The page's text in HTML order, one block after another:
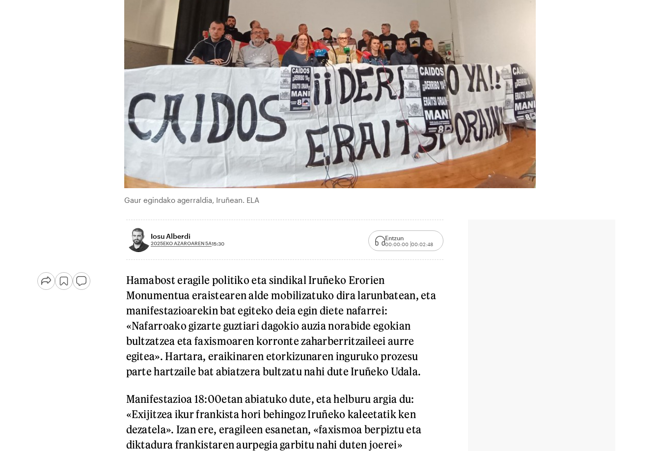
Gaur egindako agerraldia, Iruñean. ELA
Iosu Alberdi
2025EKO AZAROAREN 5A15:30
Entzun
00:00:00 00:02:48
Hamabost eragile politiko eta sindikal Iruñeko Erorien
Monumentua eraistearen alde mobilizatuko dira larunbatean, eta
manifestazioarekin bat egiteko deia egin diete nafarrei:
«Nafarroako gizarte guztiari dagokio auzia norabide egokian
bultzatzea eta faxismoaren korronte zaharberritzaileei aurre
egitea». Hartara, eraikinaren etorkizunaren inguruko prozesu
parte hartzaile bat abiatzera bultzatu nahi dute Iruñeko Udala.
Manifestazioa 18:00etan abiatuko dute, eta helburu argia du:
«Exijitzea ikur frankista hori behingoz Iruñeko kaleetatik ken
dezatela». Izan ere, eragileen esanetan, «faxismoa berpiztu eta
diktadura frankistaren aurpegia garbitu nahi duten joerei»